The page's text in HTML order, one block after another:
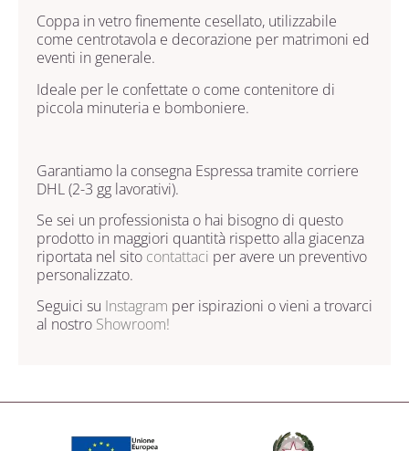
Coppa in vetro finemente cesellato, utilizzabile
come centrotavola e decorazione per matrimoni ed
eventi in generale.
Ideale per le confettate o come contenitore di
piccola minuteria e bomboniere.
Garantiamo la consegna Espressa tramite corriere
DHL (2-3 gg lavorativi).
Se sei un professionista o hai bisogno di questo
prodotto in maggiori quantità rispetto alla giacenza
riportata nel sito contattaci per avere un preventivo
personalizzato.
Seguici su Instagram per ispirazioni o vieni a trovarci
al nostro Showroom!